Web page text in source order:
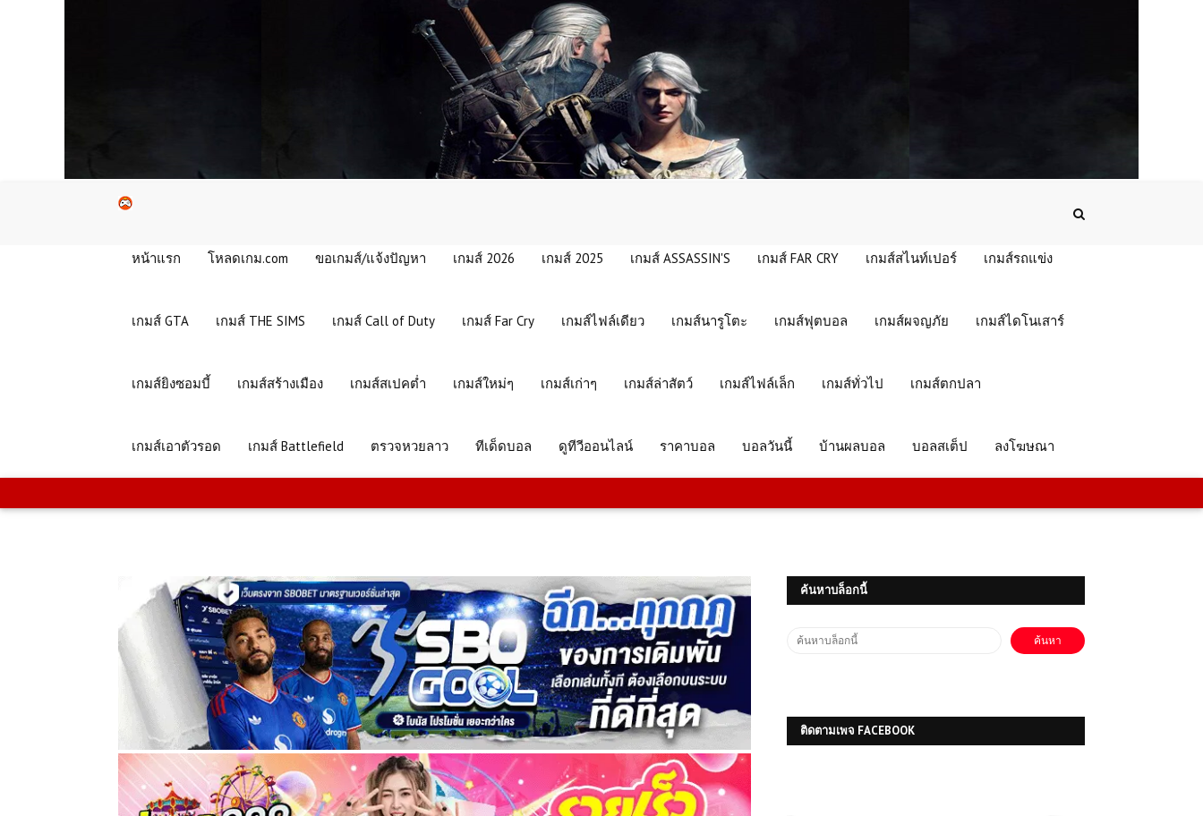
หน้าแรก โหลดเกม.com ขอเกมส์/แจ้งปัญหา เกมส์ 2026 เกมส์ 2025 เกมส์ ASSASSIN'S เกมส์ FAR CRY เกมส์สไนท์เปอร์ เกมส์รถแข่ง
เกมส์ GTA เกมส์ THE SIMS เกมส์ Call of Duty เกมส์ Far Cry เกมส์ไฟล์เดียว เกมส์นารูโตะ เกมส์ฟุตบอล เกมส์ผจญภัย เกมส์ไดโนเสาร์
เกมส์ยิงซอมบี้ เกมส์สร้างเมือง เกมส์สเปคต่ำ เกมส์ใหม่ๆ เกมส์เก่าๆ เกมส์ล่าสัตว์ เกมส์ไฟล์เล็ก เกมส์ทั่วไป เกมส์ตกปลา
เกมส์เอาตัวรอด เกมส์ Battlefield ตรวจหวยลาว ทีเด็ดบอล ดูทีวีออนไลน์ ราคาบอล บอลวันนี้ บ้านผลบอล บอลสเต็ป ลงโฆษณา
ค้นหาบล็อกนี้
ติดตามเพจ FACEBOOK
Free Download
โหลดเกมส์ (PC) ฟรี Need for Speed
โหลดเกมส์ (PC) ฟรี Tactic Boxing
2026 เกมต่อยมวยเชิงกลยุทธ์แห่งยุค